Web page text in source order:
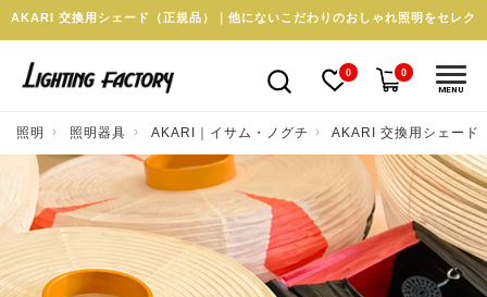
AKARI 交換用シェード（正規品）｜他にないこだわりのおしゃれ照明をセレク
0 0
MENU
照明 照明器具 AKARI｜イサム・ノグチ AKARI 交換用シェード